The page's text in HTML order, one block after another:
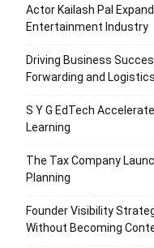
Actor Kailash Pal
Entertainment Industry
Driving Business
Forwarding and Logistics
S Y G EdTech
Learning
The Tax Company
Planning
Founder Visibility
Without Becoming